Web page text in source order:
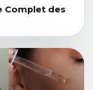
Complet des